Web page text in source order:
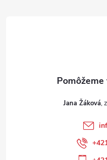
Jana Žáková